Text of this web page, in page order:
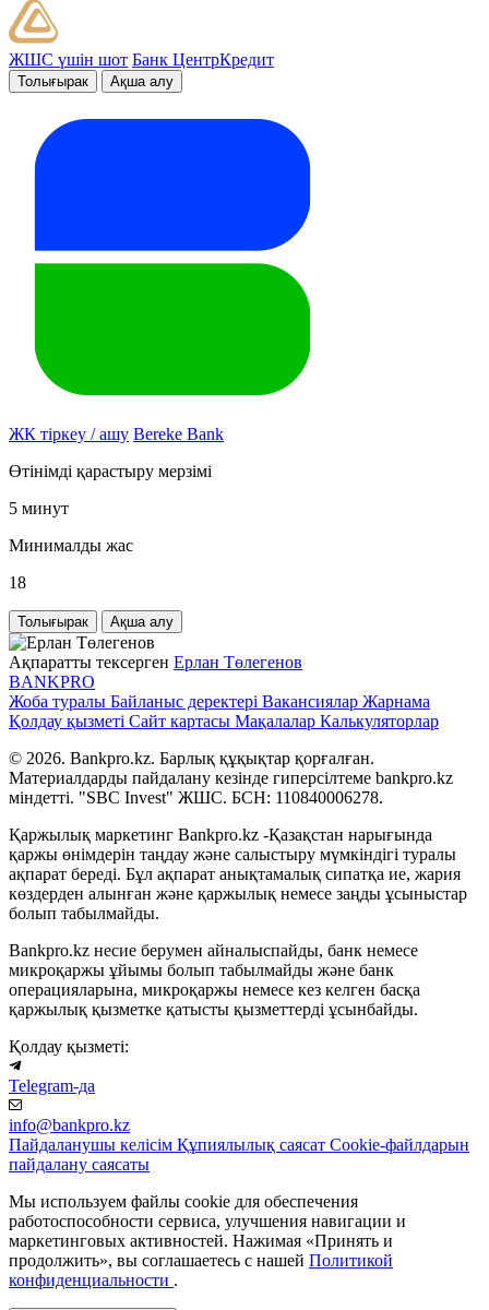
ЖШС үшін шот Банк ЦентрКредит
Толығырак Ақша алу
ЖК тіркеу / ашу Bereke Bank
Өтінімді қарастыру мерзімі
5 минут
Минималды жас
18
Толығырак Ақша алу
Ақпаратты тексерген Ерлан Төлегенов
BANKPRO
Жоба туралы Байланыс деректері Вакансиялар Жарнама
Қолдау қызметі Сайт картасы Мақалалар Калькуляторлар
© 2026. Bankpro.kz. Барлық құқықтар қорғалған.
Материалдарды пайдалану кезінде гиперсілтеме bankpro.kz
міндетті. "SBC Invest" ЖШС. БСН: 110840006278.
Қаржылық маркетинг Bankpro.kz -Қазақстан нарығында
қаржы өнімдерін таңдау және салыстыру мүмкіндігі туралы
ақпарат береді. Бұл ақпарат анықтамалық сипатқа ие, жария
көздерден алынған және қаржылық немесе заңды ұсыныстар
болып табылмайды.
Bankpro.kz несие берумен айналыспайды, банк немесе
микроқаржы ұйымы болып табылмайды және банк
операцияларына, микроқаржы немесе кез келген басқа
қаржылық қызметке қатысты қызметтерді ұсынбайды.
Қолдау қызметі:
Telegram-да
info@bankpro.kz
Пайдаланушы келісім Құпиялылық саясат Cookie-файлдарын
пайдалану саясаты
Мы используем файлы cookie для обеспечения
работоспособности сервиса, улучшения навигации и
маркетинговых активностей. Нажимая «Принять и
продолжить», вы соглашаетесь с нашей Политикой
конфиденциальности .